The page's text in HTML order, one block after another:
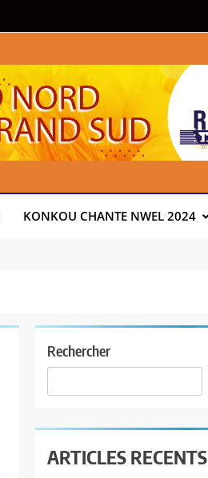
KONKOU CHANTE NWEL 2024
Rechercher
ARTICLES RECENTS